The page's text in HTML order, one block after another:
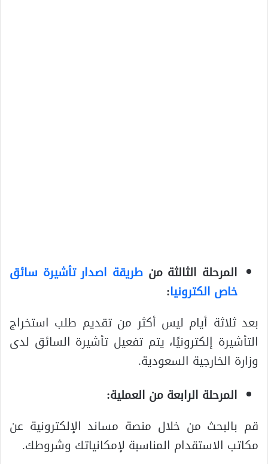
المرحلة الثالثة من طريقة اصدار تأشيرة سائق
خاص الكترونيا:
بعد ثلاثة أيام ليس أكثر من تقديم طلب استخراج
التأشيرة إلكترونيًا، يتم تفعيل تأشيرة السائق لدى
وزارة الخارجية السعودية.
المرحلة الرابعة من العملية:
قم بالبحث من خلال منصة مساند الإلكترونية عن
مكاتب الاستقدام المناسبة لإمكانياتك وشروطك.